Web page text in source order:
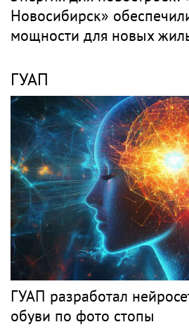
Новосибирск»
мощности для новых
ГУАП
ГУАП разработал
обуви по фото стопы